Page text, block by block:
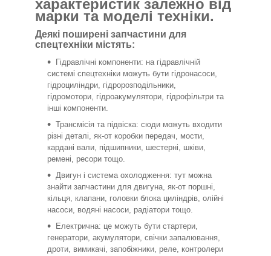
характеристик залежно від
марки та моделі техніки.
Деякі поширені запчастини для
спецтехніки містять:
Гідравлічні компоненти: на гідравлічній
системі спецтехніки можуть бути гідронасоси,
гідроциліндри, гідророзподільники,
гідромотори, гідроакумулятори, гідрофільтри та
інші компоненти.
Трансмісія та підвіска: сюди можуть входити
різні деталі, як-от коробки передач, мости,
кардані вали, підшипники, шестерні, шківи,
ремені, ресори тощо.
Двигун і система охолодження: тут можна
знайти запчастини для двигуна, як-от поршні,
кільця, клапани, головки блока циліндрів, олійні
насоси, водяні насоси, радіатори тощо.
Електрична: це можуть бути стартери,
генератори, акумулятори, свічки запалювання,
дроти, вимикачі, запобіжники, реле, контролери